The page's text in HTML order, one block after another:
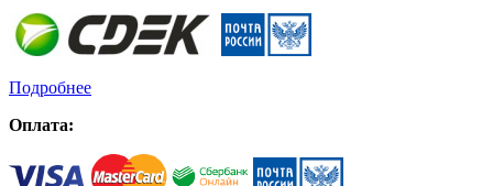
Подробнее
Оплата: